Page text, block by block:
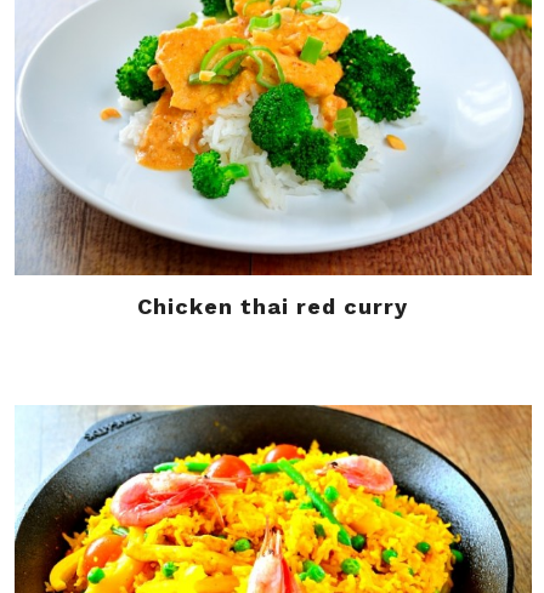
Chicken thai red curry